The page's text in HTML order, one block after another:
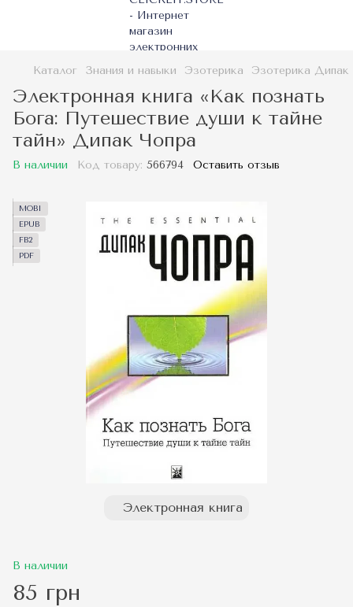
Каталог Знания и навыки Эзотерика Эзотерика Дипак
Электронная книга «Как познать
Бога: Путешествие души к тайне
тайн» Дипак Чопра
В наличии Код товару: 566794 Оставить отзыв
MOBI
EPUB
FB2
PDF
Электронная книга
В наличии
85 грн